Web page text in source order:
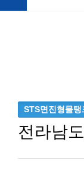
STS면진형물탱
전라남